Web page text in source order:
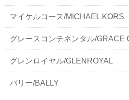
マイケルコース/MICHAEL KORS
グレースコンチネンタル/GRACE
グレンロイヤル/GLENROYAL
バリー/BALLY